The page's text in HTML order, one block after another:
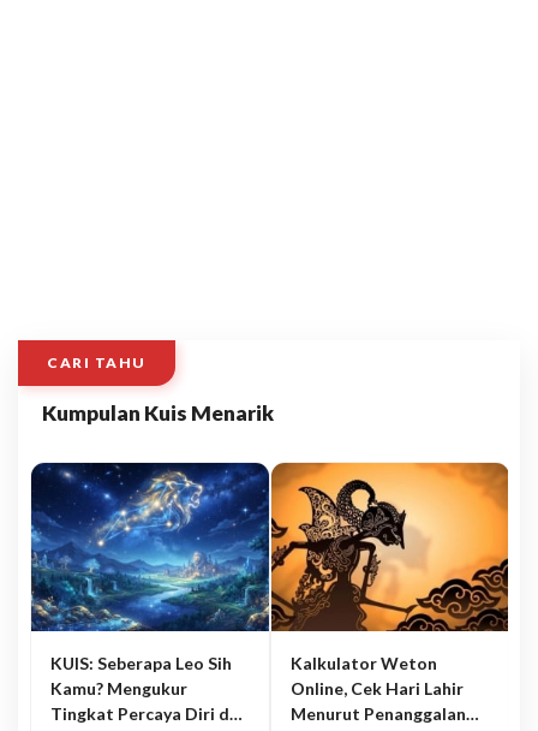
CARI TAHU
Kumpulan Kuis Menarik
KUIS: Seberapa Leo Sih
Kamu? Mengukur
Tingkat Percaya Diri dan
Kalkulator Weton
Online, Cek Hari Lahir
Menurut Penanggalan